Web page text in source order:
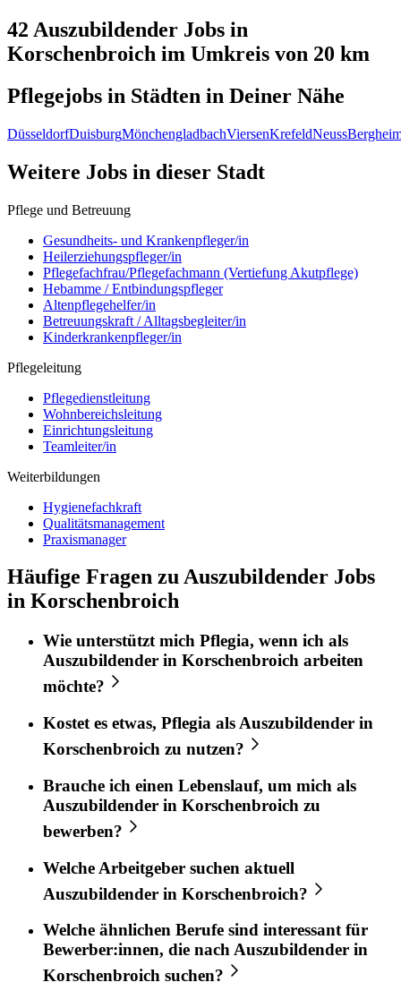
42 Auszubildender Jobs in
Korschenbroich im Umkreis von 20 km
Pflegejobs in Städten in Deiner Nähe
DüsseldorfDuisburgMönchengladbachViersenKrefeldNeuss
Weitere Jobs in dieser Stadt
Pflege und Betreuung
Gesundheits- und Krankenpfleger/in
Heilerziehungspfleger/in
Pflegefachfrau/Pflegefachmann (Vertiefung Akutpflege)
Hebamme / Entbindungspfleger
Altenpflegehelfer/in
Betreuungskraft / Alltagsbegleiter/in
Kinderkrankenpfleger/in
Pflegeleitung
Pflegedienstleitung
Wohnbereichsleitung
Einrichtungsleitung
Teamleiter/in
Weiterbildungen
Hygienefachkraft
Qualitätsmanagement
Praxismanager
Häufige Fragen zu Auszubildender Jobs
in Korschenbroich
Wie unterstützt mich Pflegia, wenn ich als
Auszubildender in Korschenbroich arbeiten
möchte?
Kostet es etwas, Pflegia als Auszubildender in
Korschenbroich zu nutzen?
Brauche ich einen Lebenslauf, um mich als
Auszubildender in Korschenbroich zu
bewerben?
Welche Arbeitgeber suchen aktuell
Auszubildender in Korschenbroich?
Welche ähnlichen Berufe sind interessant für
Bewerber:innen, die nachAuszubildender in
Korschenbroich suchen?